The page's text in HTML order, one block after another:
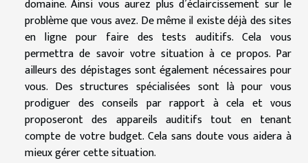
domaine. Ainsi vous aurez plus d’éclaircissement sur le
problème que vous avez. De même il existe déjà des sites
en ligne pour faire des tests auditifs. Cela vous
permettra de savoir votre situation à ce propos. Par
ailleurs des dépistages sont également nécessaires pour
vous. Des structures spécialisées sont là pour vous
prodiguer des conseils par rapport à cela et vous
proposeront des appareils auditifs tout en tenant
compte de votre budget. Cela sans doute vous aidera à
mieux gérer cette situation.